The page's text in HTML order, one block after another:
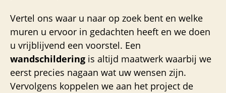
Vertel ons waar u naar op zoek bent en welke
muren u ervoor in gedachten heeft en we doen
u vrijblijvend een voorstel. Een
wandschildering is altijd maatwerk waarbij we
eerst precies nagaan wat uw wensen zijn.
Vervolgens koppelen we aan het project de